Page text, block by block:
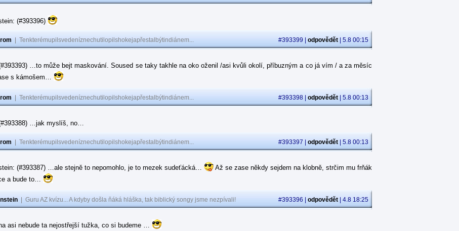
(#393396)
Tenkterémupilsvedeníznechutilopilshokejapřestalbýtindiánem... #393399 | odpovědět | 5.8 00:15
…to může bejt maskování. Soused se taky takhle na oko oženil /asi kvůli okolí, příbuzným a co já vím / a za měsíc
s kámošem…
Tenkterémupilsvedeníznechutilopilshokejapřestalbýtindiánem... #393398 | odpovědět | 5.8 00:13
…jak myslíš, no…
Tenkterémupilsvedeníznechutilopilshokejapřestalbýtindiánem... #393397 | odpovědět | 5.8 00:13
(#393387) …ale stejně to nepomohlo, je to mezek sudeťácká…
Až se zase někdy sejdem na klobně, strčim mu frňák
a bude to…
Guru AZ kvízu... A kdyby došla ňáká hláška, tak biblický songy jsme nezpívali! #393396 | odpovědět | 4.8 18:25
asi nebude ta nejostřejší tužka, co si budeme …